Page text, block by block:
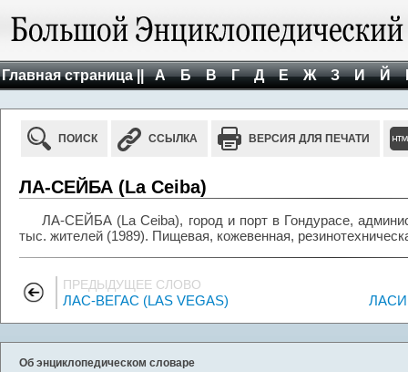
Главная страница || А Б В Г Д Е Ж З И Й
ПОИСК ССЫЛКА ВЕРСИЯ ДЛЯ ПЕЧАТИ
ЛА-СЕЙБА (La Ceiba)
ЛА-СЕЙБА (La Ceiba), город и порт в Гондурасе,
тыс. жителей (1989). Пищевая, кожевенная,
ПРЕДЫДУЩЕЕ СЛОВО
ЛАС-ВЕГАС (LAS VEGAS) ЛАСИ
Об энциклопедическом словаре